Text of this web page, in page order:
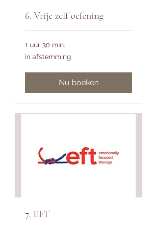
6. Vrije zelf oefening
1 uur 30 min.
in
afstemming
in afstemming
Nu boeken
7. EFT